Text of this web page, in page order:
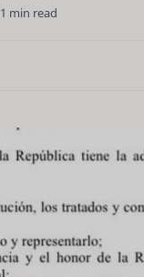
1 min read